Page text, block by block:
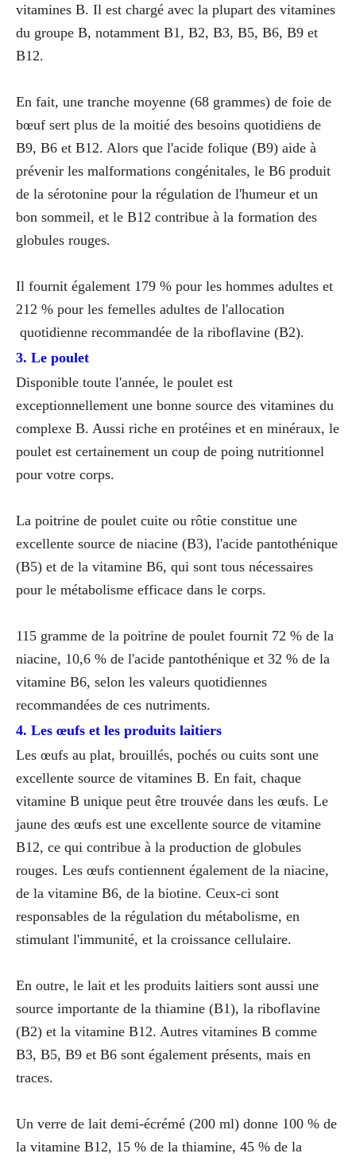
vitamines B. Il est chargé avec la plupart des vitamines
du groupe B, notamment B1, B2, B3, B5, B6, B9 et
B12.
En fait, une tranche moyenne (68 grammes) de foie de
bœuf sert plus de la moitié des besoins quotidiens de
B9, B6 et B12. Alors que l'acide folique (B9) aide à
prévenir les malformations congénitales, le B6 produit
de la sérotonine pour la régulation de l'humeur et un
bon sommeil, et le B12 contribue à la formation des
globules rouges.
Il fournit également 179 % pour les hommes adultes et
212 % pour les femelles adultes de l'allocation
quotidienne recommandée de la riboflavine (B2).
3. Le poulet
Disponible toute l'année, le poulet est
exceptionnellement une bonne source des vitamines du
complexe B. Aussi riche en protéines et en minéraux, le
poulet est certainement un coup de poing nutritionnel
pour votre corps.
La poitrine de poulet cuite ou rôtie constitue une
excellente source de niacine (B3), l'acide pantothénique
(B5) et de la vitamine B6, qui sont tous nécessaires
pour le métabolisme efficace dans le corps.
115 gramme de la poitrine de poulet fournit 72 % de la
niacine, 10,6 % de l'acide pantothénique et 32 % de la
vitamine B6, selon les valeurs quotidiennes
recommandées de ces nutriments.
4. Les œufs et les produits laitiers
Les œufs au plat, brouillés, pochés ou cuits sont une
excellente source de vitamines B. En fait, chaque
vitamine B unique peut être trouvée dans les œufs. Le
jaune des œufs est une excellente source de vitamine
B12, ce qui contribue à la production de globules
rouges. Les œufs contiennent également de la niacine,
de la vitamine B6, de la biotine. Ceux-ci sont
responsables de la régulation du métabolisme, en
stimulant l'immunité, et la croissance cellulaire.
En outre, le lait et les produits laitiers sont aussi une
source importante de la thiamine (B1), la riboflavine
(B2) et la vitamine B12. Autres vitamines B comme
B3, B5, B9 et B6 sont également présents, mais en
traces.
Un verre de lait demi-écrémé (200 ml) donne 100 % de
la vitamine B12, 15 % de la thiamine, 45 % de la